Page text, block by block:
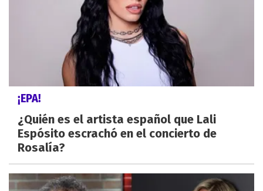
¡EPA!
¿Quién es el artista español que Lali
Espósito escrachó en el concierto de
Rosalía?